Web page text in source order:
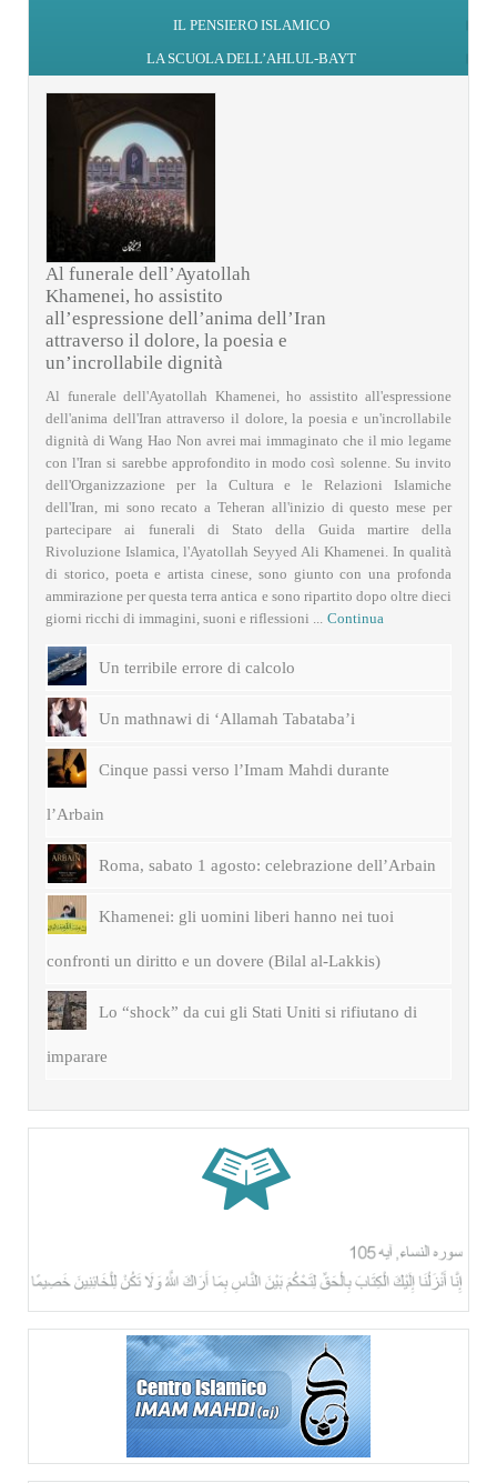
IL PENSIERO ISLAMICO
LA SCUOLA DELL’AHLUL-BAYT
Al funerale dell’Ayatollah
Khamenei, ho assistito
all’espressione dell’anima dell’Iran
attraverso il dolore, la poesia e
un’incrollabile dignità
Al funerale dell'Ayatollah Khamenei, ho assistito all'espressione
dell'anima dell'Iran attraverso il dolore, la poesia e un'incrollabile
dignità di Wang Hao Non avrei mai immaginato che il mio legame
con l'Iran si sarebbe approfondito in modo così solenne. Su invito
dell'Organizzazione per la Cultura e le Relazioni Islamiche
dell'Iran, mi sono recato a Teheran all'inizio di questo mese per
partecipare ai funerali di Stato della Guida martire della
Rivoluzione Islamica, l'Ayatollah Seyyed Ali Khamenei. In qualità
di storico, poeta e artista cinese, sono giunto con una profonda
ammirazione per questa terra antica e sono ripartito dopo oltre dieci
giorni ricchi di immagini, suoni e riflessioni ...
Continua
Un terribile errore di calcolo
Un mathnawi di ‘Allamah Tabataba’i
Cinque passi verso l’Imam Mahdi durante
l’Arbain
Roma, sabato 1 agosto: celebrazione dell’Arbain
Khamenei: gli uomini liberi hanno nei tuoi
confronti un diritto e un dovere (Bilal al-Lakkis)
Lo “shock” da cui gli Stati Uniti si rifiutano di
imparare